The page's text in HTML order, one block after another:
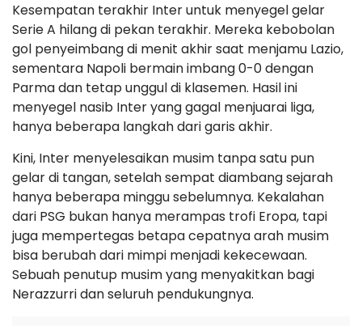
Kesempatan terakhir Inter untuk menyegel gelar
Serie A hilang di pekan terakhir. Mereka kebobolan
gol penyeimbang di menit akhir saat menjamu Lazio,
sementara Napoli bermain imbang 0-0 dengan
Parma dan tetap unggul di klasemen. Hasil ini
menyegel nasib Inter yang gagal menjuarai liga,
hanya beberapa langkah dari garis akhir.
Kini, Inter menyelesaikan musim tanpa satu pun
gelar di tangan, setelah sempat diambang sejarah
hanya beberapa minggu sebelumnya. Kekalahan
dari PSG bukan hanya merampas trofi Eropa, tapi
juga mempertegas betapa cepatnya arah musim
bisa berubah dari mimpi menjadi kekecewaan.
Sebuah penutup musim yang menyakitkan bagi
Nerazzurri dan seluruh pendukungnya.